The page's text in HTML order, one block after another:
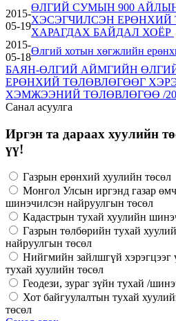
2015-
05-19
ӨЛГИЙ СУМЫН 900
ХЭСЭГЧИЛСЭН
ХАРАГДАХ БАЙДАЛ ХОЁР
2015-
05-18
Өлгий хотын хөгжлийн
БАЯН-ӨЛГИЙ АЙМГИЙН
ЕРӨНХИЙ ТӨЛӨВЛӨГӨӨГ
ХЭМЖЭЭНИЙ ТӨЛӨВЛӨГӨӨ /
Санал асуулга
Иргэн та дараах хуулийн
үү!
Газрын ерөнхий хуулийн төсөл
Монгол Улсын иргэнд газар
шинэчилсэн найруулгын төсөл
Кадастрын тухай хуулийн
Газрын төлбөрийн тухай
найруулгын төсөл
Нийгмийн зайлшгүй хэрэгцээг
тухай хуулийн төсөл
Геодези, зураг зүйн тухай /
Хот байгуулалтын тухай
төсөл